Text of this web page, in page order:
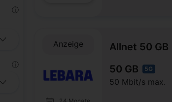
ⓘ
ⓘ
Anzeige
Allnet 50 GB
50 GB
5G
50 Mbit/s max.